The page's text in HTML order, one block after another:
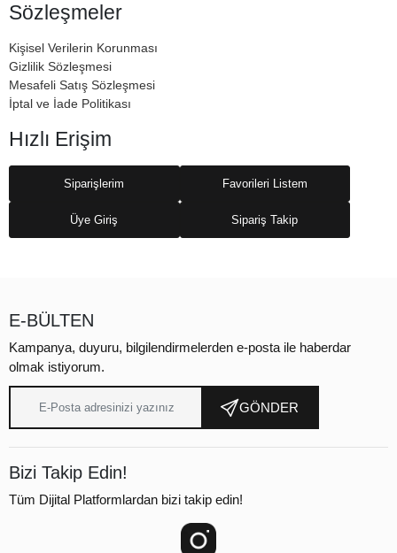
Sözleşmeler
Kişisel Verilerin Korunması
Gizlilik Sözleşmesi
Mesafeli Satış Sözleşmesi
İptal ve İade Politikası
Hızlı Erişim
Siparişlerim Favorileri Listem
Üye Giriş Sipariş Takip
E-BÜLTEN
Kampanya, duyuru, bilgilendirmelerden e-posta ile haberdar
olmak istiyorum.
GÖNDER
Bizi Takip Edin!
Tüm Dijital Platformlardan bizi takip edin!